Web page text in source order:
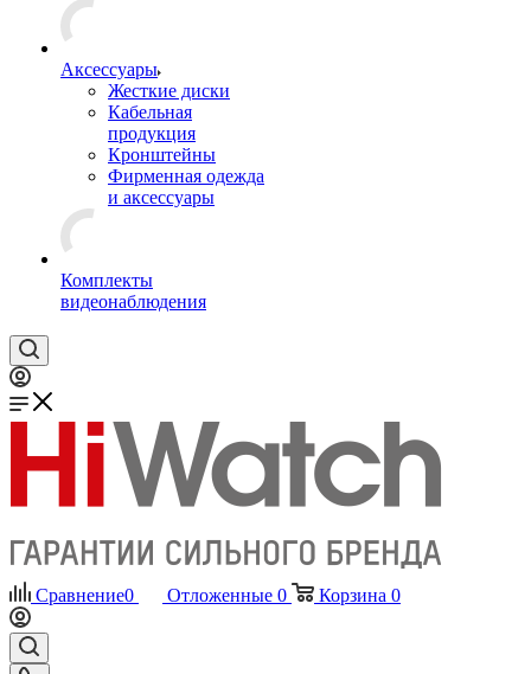
Аксессуары
Жесткие диски
Кабельная
продукция
Кронштейны
Фирменная одежда
и аксессуары
Комплекты
видеонаблюдения
Сравнение0 Отложенные 0 Корзина 0